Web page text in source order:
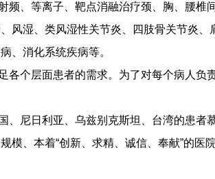
、等离子、靶点消融治疗颈、胸、腰椎间
风湿、类风湿性关节炎、四肢骨关节炎、
、消化系统疾病等。
个层面患者的需求。为了对每个病人负
尼日利亚、乌兹别克斯坦、台湾的患者
模、本着“创新、求精、诚信、奉献”的医